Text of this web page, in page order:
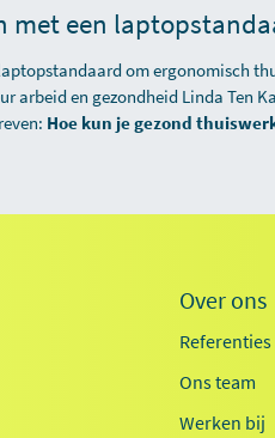
met een
om ergonomisch
arbeid en gezondheid Linda Ten
Hoe kun je gezond
Over ons
Referenties
Ons team
Werken bij